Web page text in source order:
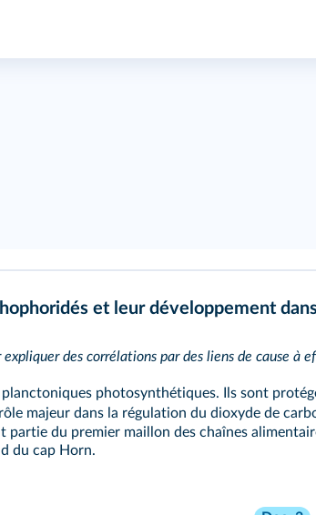
et leur développement
des corrélations par des liens de cause à
photosynthétiques. Ils sont
majeur dans la régulation du dioxyde de
du premier maillon des chaînes
du cap Horn.